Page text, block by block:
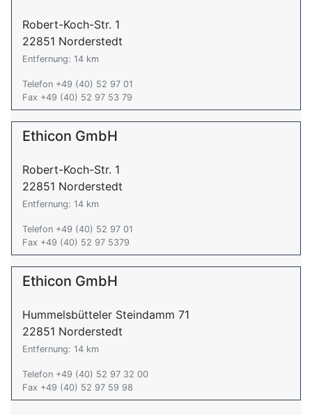
Robert-Koch-Str. 1
22851 Norderstedt
Entfernung: 14 km
Telefon +49 (40) 52 97 01
Fax +49 (40) 52 97 53 79
Ethicon GmbH
Robert-Koch-Str. 1
22851 Norderstedt
Entfernung: 14 km
Telefon +49 (40) 52 97 01
Fax +49 (40) 52 97 5379
Ethicon GmbH
Hummelsbütteler Steindamm 71
22851 Norderstedt
Entfernung: 14 km
Telefon +49 (40) 52 97 32 00
Fax +49 (40) 52 97 59 98